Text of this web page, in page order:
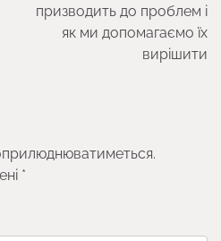
призводить до проблем і
як ми допомагаємо їх
вирішити
*